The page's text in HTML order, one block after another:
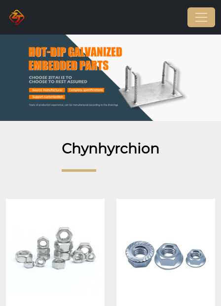
Chynhyrchion